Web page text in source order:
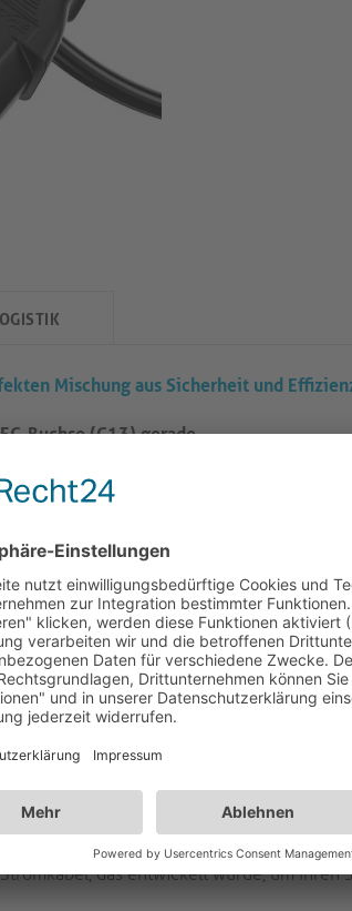
Mischung aus Sicherheit und
Buchse (C13) gerade
und zuverlässige
Sicherheitsstecker (Typ F, CEE 7/7)
breiten Palette von Geräten.
(H05-VV-F) ist dieses Netzkabel
Stromübertragung.
mit einem Durchmesser von
für optimale Leitfähigkeit und
Knickschutz, der Langlebigkeit und
Systeme, Büroeinrichtungen oder
ist die ultimative Wahl für eine
das entwickelt wurde, um Ihren